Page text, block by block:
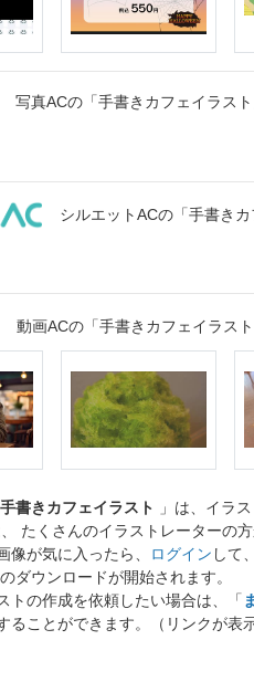
写真ACの「手書きカフェイラス
シルエットACの「手書き
動画ACの「手書きカフェイラス
手書きカフェイラスト 」は、イラ
たくさんのイラストレーターの
像が気に入ったら、
ログイン して
のダウンロードが開始されます。
トの作成を依頼したい場合は、「
ることができます。（リンクが表